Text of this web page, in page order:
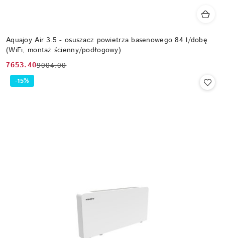
Aquajoy Air 3.5 - osuszacz powietrza basenowego 84 l/dobę
(WiFi, montaż ścienny/podłogowy)
Cena
promocyjna:
7653.40
Cena
przed
9004.00
-15%